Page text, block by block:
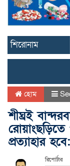
শিরোনাম
হোম
শীঘ্রই
রোয়াংছড়িতে
প্রত্যাহার
রিপোর্টার